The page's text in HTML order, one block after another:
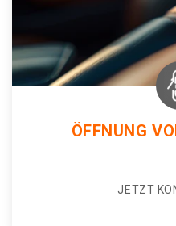
ÖFFNUNG
JETZT